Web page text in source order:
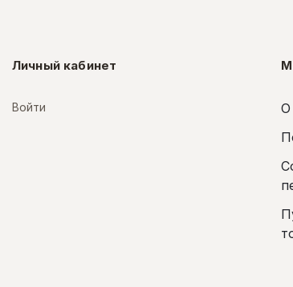
Личный кабинет
Войти
О